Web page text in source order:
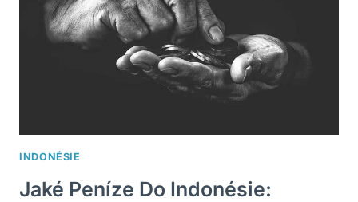
INDONÉSIE
Jaké Peníze Do Indonésie: